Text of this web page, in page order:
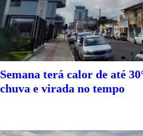
Semana terá calor de até
chuva e virada no tempo